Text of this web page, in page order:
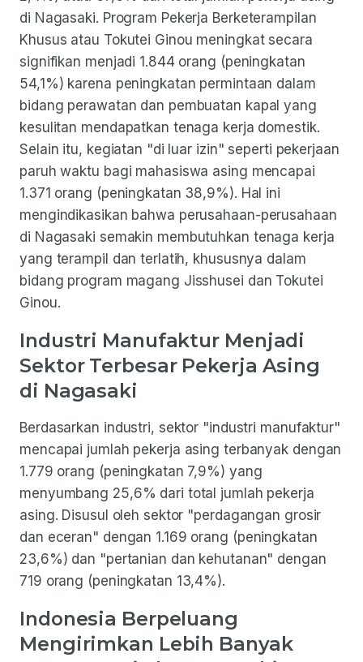
di Nagasaki. Program Pekerja Berketerampilan
Khusus atau Tokutei Ginou meningkat secara
signifikan menjadi 1.844 orang (peningkatan
54,1%) karena peningkatan permintaan dalam
bidang perawatan dan pembuatan kapal yang
kesulitan mendapatkan tenaga kerja domestik.
Selain itu, kegiatan "di luar izin" seperti pekerjaan
paruh waktu bagi mahasiswa asing mencapai
1.371 orang (peningkatan 38,9%). Hal ini
mengindikasikan bahwa perusahaan-perusahaan
di Nagasaki semakin membutuhkan tenaga kerja
yang terampil dan terlatih, khususnya dalam
bidang program magang Jisshusei dan Tokutei
Ginou.
Industri Manufaktur Menjadi
Sektor Terbesar Pekerja Asing
di Nagasaki
Berdasarkan industri, sektor "industri manufaktur"
mencapai jumlah pekerja asing terbanyak dengan
1.779 orang (peningkatan 7,9%) yang
menyumbang 25,6% dari total jumlah pekerja
asing. Disusul oleh sektor "perdagangan grosir
dan eceran" dengan 1.169 orang (peningkatan
23,6%) dan "pertanian dan kehutanan" dengan
719 orang (peningkatan 13,4%).
Indonesia Berpeluang
Mengirimkan Lebih Banyak